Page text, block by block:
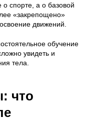
спорте, а о базовой
«закрепощено»
движений.
обучение
увидеть и
тела.
что